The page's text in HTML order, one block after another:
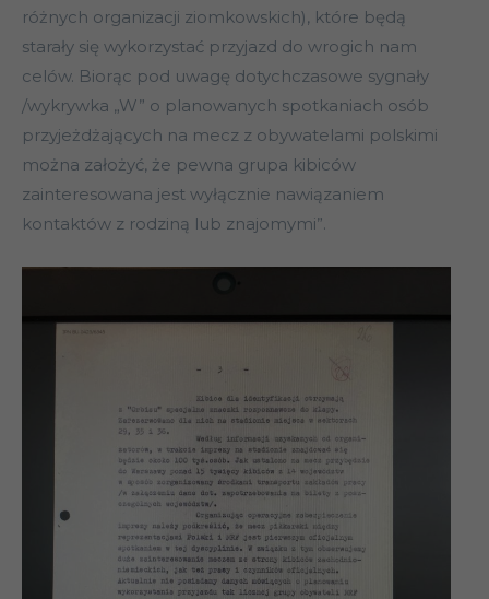
różnych organizacji ziomkowskich), które będą
starały się wykorzystać przyjazd do wrogich nam
celów. Biorąc pod uwagę dotychczasowe sygnały
/wykrywka „W” o planowanych spotkaniach osób
przyjeżdżających na mecz z obywatelami polskimi
można założyć, że pewna grupa kibiców
zainteresowana jest wyłącznie nawiązaniem
kontaktów z rodziną lub znajomymi”.